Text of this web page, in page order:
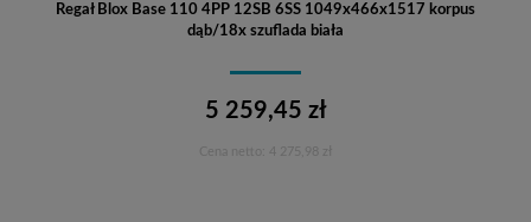
Regał Blox Base 110 4PP 12SB 6SS 1049x466x1517 korpus
dąb/18x szuflada biała
5 259,45 zł
4 275,98 zł